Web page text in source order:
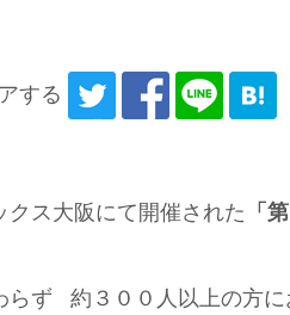
する
クス大阪にて開催された 「
らず 約３００人以上の方